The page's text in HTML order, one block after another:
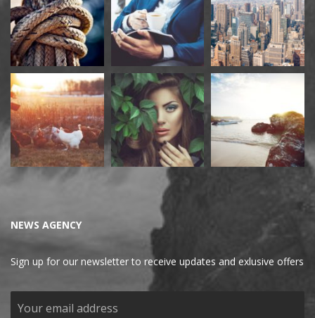
NEWS AGENCY
Sign up for our newsletter to receive updates and exlusive offers